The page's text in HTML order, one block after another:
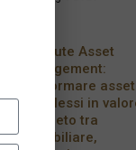
Resolute Asset
Management:
trasformare asset
complessi in
concreto tra
immobiliare,